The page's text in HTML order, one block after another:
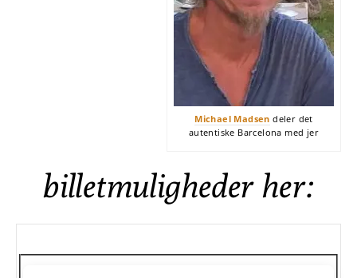
Michael Madsen deler det
autentiske Barcelona med jer
billetmuligheder her: